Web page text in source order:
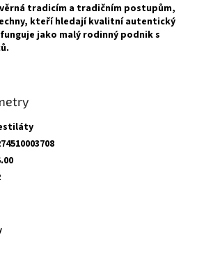
tradicím a tradičním postupům,
kteří hledají kvalitní autentický
jako malý rodinný podnik s